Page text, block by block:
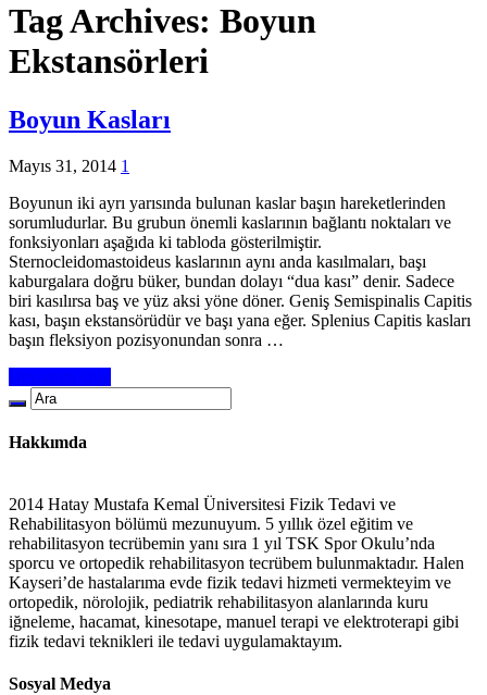
Tag Archives: Boyun
Ekstansörleri
Boyun Kasları
Mayıs 31, 2014 1
Boyunun iki ayrı yarısında bulunan kaslar başın hareketlerinden
sorumludurlar. Bu grubun önemli kaslarının bağlantı noktaları ve
fonksiyonları aşağıda ki tabloda gösterilmiştir.
Sternocleidomastoideus kaslarının aynı anda kasılmaları, başı
kaburgalara doğru büker, bundan dolayı “dua kası” denir. Sadece
biri kasılırsa baş ve yüz aksi yöne döner. Geniş Semispinalis Capitis
kası, başın ekstansörüdür ve başı yana eğer. Splenius Capitis kasları
başın fleksiyon pozisyonundan sonra …
Hakkımda
2014 Hatay Mustafa Kemal Üniversitesi Fizik Tedavi ve
Rehabilitasyon bölümü mezunuyum. 5 yıllık özel eğitim ve
rehabilitasyon tecrübemin yanı sıra 1 yıl TSK Spor Okulu’nda
sporcu ve ortopedik rehabilitasyon tecrübem bulunmaktadır. Halen
Kayseri’de hastalarıma evde fizik tedavi hizmeti vermekteyim ve
ortopedik, nörolojik, pediatrik rehabilitasyon alanlarında kuru
iğneleme, hacamat, kinesotape, manuel terapi ve elektroterapi gibi
fizik tedavi teknikleri ile tedavi uygulamaktayım.
Sosyal Medya